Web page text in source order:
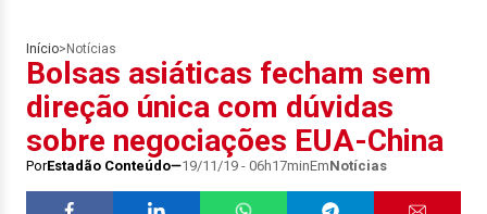
Início> Notícias
Bolsas asiáticas fecham sem
direção única com dúvidas
sobre negociações EUA-China
PorEstadão Conteúdo 19/11/19 - 06h17minEmNotícias